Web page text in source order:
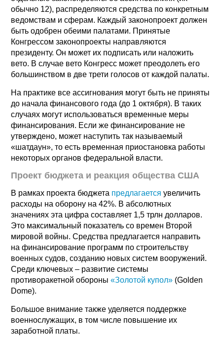
обычно 12), распределяются средства по конкретным
ведомствам и сферам. Каждый законопроект должен
быть одобрен обеими палатами. Принятые
Конгрессом законопроекты направляются
президенту. Он может их подписать или наложить
вето. В случае вето Конгресс может преодолеть его
большинством в две трети голосов от каждой палаты.
На практике все ассигнования могут быть не приняты
до начала финансового года (до 1 октября). В таких
случаях могут использоваться временные меры
финансирования. Если же финансирование не
утверждено, может наступить так называемый
«шатдаун», то есть временная приостановка работы
некоторых органов федеральной власти.
Проект бюджета и реакция общества США
В рамках проекта бюджета предлагается увеличить
расходы на оборону на 42%. В абсолютных
значениях эта цифра составляет 1,5 трлн долларов.
Это максимальный показатель со времен Второй
мировой войны. Средства предлагается направить
на финансирование программ по строительству
военных судов, созданию новых систем вооружений.
Среди ключевых – развитие системы
противоракетной обороны«Золотой купол» (Golden
Dome).
Большое внимание также уделяется поддержке
военнослужащих, в том числе повышение их
заработной платы.